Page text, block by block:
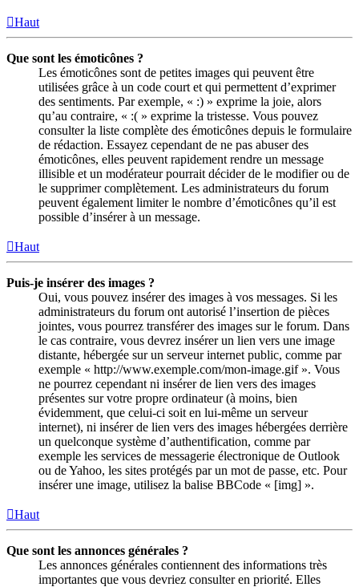
Haut
Que sont les émoticônes ?
Les émoticônes sont de petites images qui peuvent être
utilisées grâce à un code court et qui permettent d’exprimer
des sentiments. Par exemple, « :) » exprime la joie, alors
qu’au contraire, « :( » exprime la tristesse. Vous pouvez
consulter la liste complète des émoticônes depuis le formulaire
de rédaction. Essayez cependant de ne pas abuser des
émoticônes, elles peuvent rapidement rendre un message
illisible et un modérateur pourrait décider de le modifier ou de
le supprimer complètement. Les administrateurs du forum
peuvent également limiter le nombre d’émoticônes qu’il est
possible d’insérer à un message.
Haut
Puis-je insérer des images ?
Oui, vous pouvez insérer des images à vos messages. Si les
administrateurs du forum ont autorisé l’insertion de pièces
jointes, vous pourrez transférer des images sur le forum. Dans
le cas contraire, vous devrez insérer un lien vers une image
distante, hébergée sur un serveur internet public, comme par
exemple « http://www.exemple.com/mon-image.gif ». Vous
ne pourrez cependant ni insérer de lien vers des images
présentes sur votre propre ordinateur (à moins, bien
évidemment, que celui-ci soit en lui-même un serveur
internet), ni insérer de lien vers des images hébergées derrière
un quelconque système d’authentification, comme par
exemple les services de messagerie électronique de Outlook
ou de Yahoo, les sites protégés par un mot de passe, etc. Pour
insérer une image, utilisez la balise BBCode « [img] ».
Haut
Que sont les annonces générales ?
Les annonces générales contiennent des informations très
importantes que vous devriez consulter en priorité. Elles